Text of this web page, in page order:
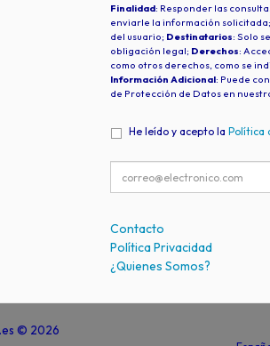
Finalidad: Responder las
enviarle la información
del usuario; Destinatarios: Solo
obligación legal; Derechos:
como otros derechos, como se
Información Adicional: Puede
de Protección de Datos en
He leído y acepto la Política
Contacto
Política Privacidad
¿Quienes Somos?
© 2026